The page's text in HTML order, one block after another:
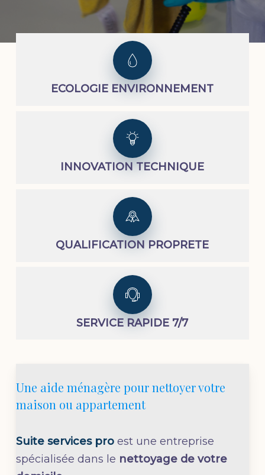
ECOLOGIE ENVIRONNEMENT
INNOVATION TECHNIQUE
QUALIFICATION PROPRETE
SERVICE RAPIDE 7/7
Une aide ménagère pour nettoyer votre
maison ou appartement
Suite services proest une entreprise
spécialisée dans le nettoyage de votre